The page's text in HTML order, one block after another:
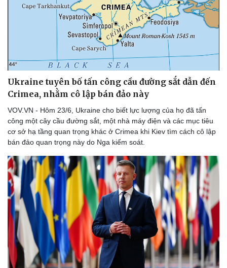
Thể thao
Bóng đá
Lịch thi đấu bóng đá
Thế giới thể thao
eSports
Hậu trường
Ô tô - Xe máy
Ô tô
Xe máy
Tư vấn
Ukraine tuyên bố tấn công cầu đường sắt dẫn đến
Crimea, nhằm cô lập bán đảo này
VOV.VN - Hôm 23/6, Ukraine cho biết lực lượng của họ đã tấn
công một cây cầu đường sắt, một nhà máy điện và các mục tiêu
cơ sở hạ tầng quan trọng khác ở Crimea khi Kiev tìm cách cô lập
bán đảo quan trọng này do Nga kiểm soát.